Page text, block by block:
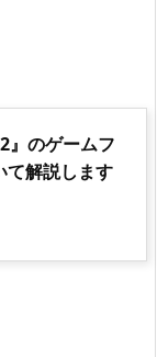
』のゲームフ
て解説します